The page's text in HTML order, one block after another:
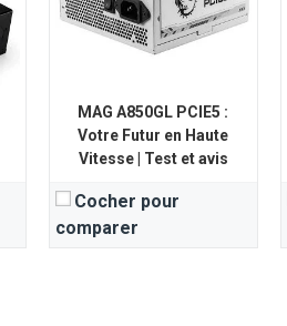
MAG A850GL PCIE5 :
Votre Futur en Haute
Vitesse | Test et avis
Cocher pour
comparer